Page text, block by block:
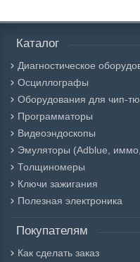
Каталог
Диагностическое
Осциллографы
Оборудования для чип-
Программаторы
Видеоэндоскопы
Эмуляторы (Adblue, иммо,
Толщиномеры
Ключи зажигания
Полезная электроника
Покупателям
Как сделать заказ